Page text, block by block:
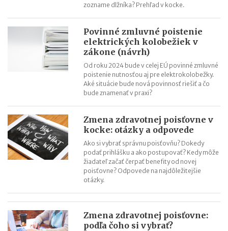
zozname dlžníka? Prehľad v kocke.
Povinné zmluvné poistenie
elektrických kolobežiek v
zákone (návrh)
Od roku 2024 bude v celej EÚ povinné zmluvné
poistenie nutnosťou aj pre elektrokolobežky.
Aké situácie bude nová povinnosť riešiť a čo
bude znamenať v praxi?
Zmena zdravotnej poisťovne v
kocke: otázky a odpovede
Ako si vybrať správnu poisťovňu? Dokedy
podať prihlášku a ako postupovať? Kedy môže
žiadateľ začať čerpať benefity od novej
poisťovne? Odpovede na najdôležitejšie
otázky.
Zmena zdravotnej poisťovne:
podľa čoho si vybrať?